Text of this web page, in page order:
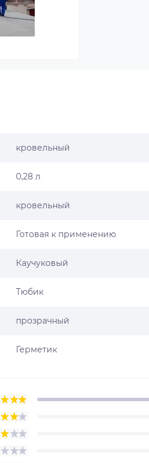
кровельный
0,28 л
кровельный
Готовая к применению
Каучуковый
Тюбик
прозрачный
Герметик